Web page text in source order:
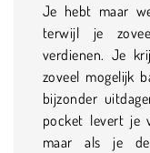
Je hebt maar
terwijl je
verdienen. Je
zoveel mogelijk
bijzonder
pocket levert je
maar als je